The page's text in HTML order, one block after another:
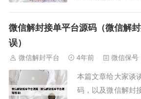
微信绑定的手机号
微信解封接单平台源码（微信解
误）
微信解封平台 4年前 微信保号
本篇文章给大家谈
码，以及微信解封